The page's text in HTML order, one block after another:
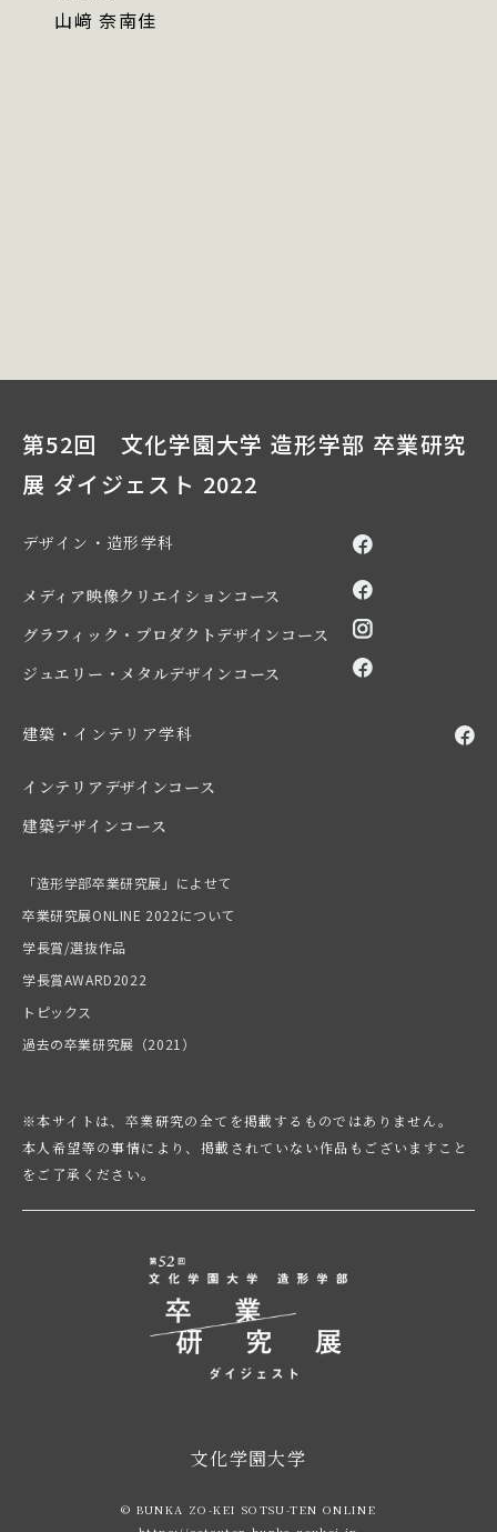
山﨑 奈南佳
第52回 文化学園大学 造形学部 卒業研究
展 ダイジェスト 2022
デザイン・造形学科
メディア映像クリエイションコース
グラフィック・プロダクトデザインコース
ジュエリー・メタルデザインコース
建築・インテリア学科
インテリアデザインコース
建築デザインコース
「造形学部卒業研究展」によせて
卒業研究展ONLINE 2022について
学長賞/選抜作品
学長賞AWARD2022
トピックス
過去の卒業研究展（2021）
※本サイトは、卒業研究の全てを掲載するものではありません。
本人希望等の事情により、掲載されていない作品もございますこと
をご了承ください。
文化学園大学
© BUNKA ZO-KEI SOTSU-TEN ONLINE